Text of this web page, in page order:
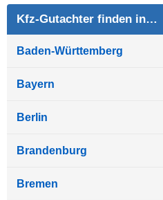
Kfz-Gutachter finden in…
Baden-Württemberg
Bayern
Berlin
Brandenburg
Bremen